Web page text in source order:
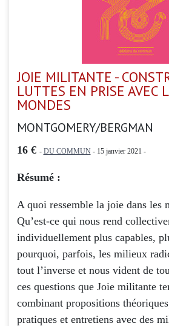
JOIE MILITANTE -
LUTTES EN PRISE AVEC
MONDES
MONTGOMERY/BERGMAN
16 € - DU COMMUN- 15 janvier 2021 -
Résumé :
A quoi ressemble la joie dans les
Qu’est-ce qui nous rend
individuellement plus capables,
pourquoi, parfois, les milieux
tout l’inverse et nous vident de
ces questions que Joie militante
combinant propositions
pratiques et entretiens avec des